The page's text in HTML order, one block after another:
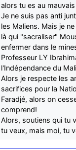
alors tu es au
Je ne suis pas anti
les Maliens. Mais je
là qui "sacraliser"
enfermer dans le
Professeur LY
l'Indépendance du
Alors je respecte les
sacrifices pour la
Faradjé, alors on
comprend!
Alors, soutiens qui tu
tu veux, mais moi, tu